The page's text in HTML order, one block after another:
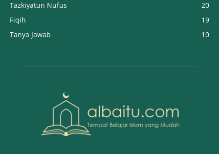
Tazkiyatun Nufus
20
Fiqih
19
Tanya Jawab
10